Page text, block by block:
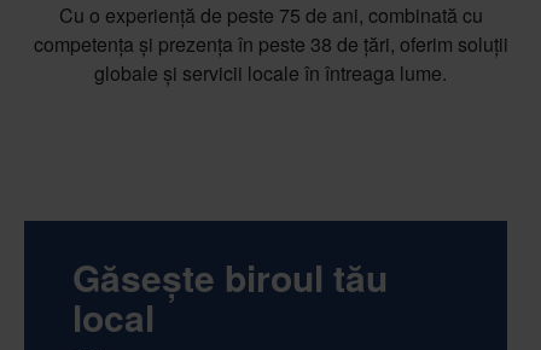
Cu o experiență de peste 75 de ani, combinată cu
competența și prezența în peste 38 de țări, oferim soluții
globale și servicii locale în întreaga lume.
Găsește biroul tău
local